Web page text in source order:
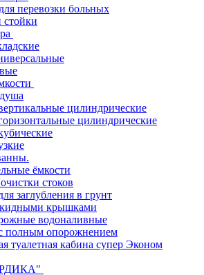
перевозки больных
цилиндрические
цилиндрические
ёмкости
стоков
заглубления в грунт
крышками
водоналивные
полным опорожнением
туалетная кабина супер Эконом